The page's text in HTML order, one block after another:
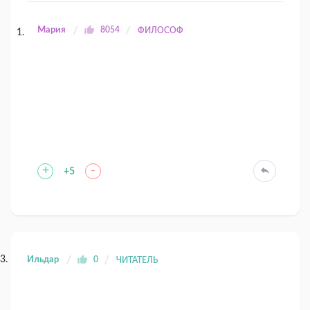
Мария 8054 ФИЛОСОФ
+ +5 -
Ильдар 0 ЧИТАТЕЛЬ